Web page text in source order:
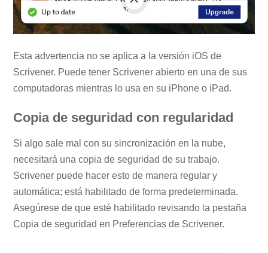
Esta advertencia no se aplica a la versión iOS de
Scrivener. Puede tener Scrivener abierto en una de sus
computadoras mientras lo usa en su iPhone o iPad.
Copia de seguridad con regularidad
Si algo sale mal con su sincronización en la nube,
necesitará una copia de seguridad de su trabajo.
Scrivener puede hacer esto de manera regular y
automática; está habilitado de forma predeterminada.
Asegúrese de que esté habilitado revisando la pestaña
Copia de seguridad en Preferencias de Scrivener.